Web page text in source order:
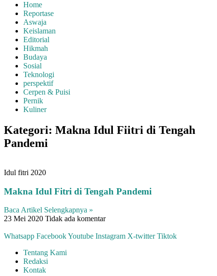
Home
Reportase
Aswaja
Keislaman
Editorial
Hikmah
Budaya
Sosial
Teknologi
perspektif
Cerpen & Puisi
Pernik
Kuliner
Kategori: Makna Idul Fiitri di Tengah
Pandemi
Idul fitri 2020
Makna Idul Fitri di Tengah Pandemi
Baca Artikel Selengkapnya »
23 Mei 2020 Tidak ada komentar
Whatsapp FacebookYoutube Instagram X-twitter Tiktok
Tentang Kami
Redaksi
Kontak